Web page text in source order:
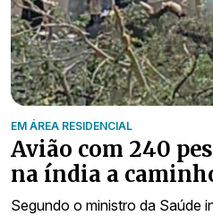
EM ÁREA RESIDENCIAL
Avião com 240
na índia a
Segundo o ministro da Saúde